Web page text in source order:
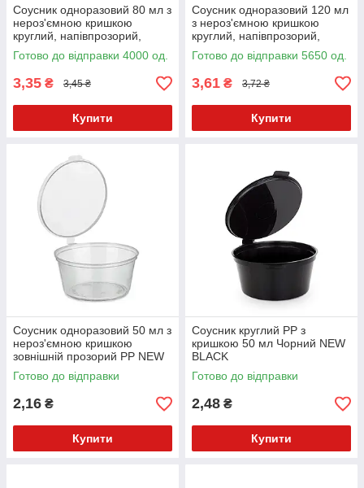
Соусник одноразовий 80 мл з
нероз'ємною кришкою
круглий, напівпрозорий,
пластиковий РР 50 шт.
Готово до відправки 4000 од.
3,35 ₴ 3,45 ₴
Купити
Соусник одноразовий 120 мл
з нероз'ємною кришкою
круглий, напівпрозорий,
пластиковий РР 50 шт.
Готово до відправки 5650 од.
3,61 ₴ 3,72 ₴
Купити
Соусник одноразовий 50 мл з
нероз'ємною кришкою
зовнішній прозорий РР NEW
50 шт.
Готово до відправки
2,16 ₴
Купити
Соусник круглий PP з
кришкою 50 мл Чорний NEW
BLACK
Готово до відправки
2,48 ₴
Купити